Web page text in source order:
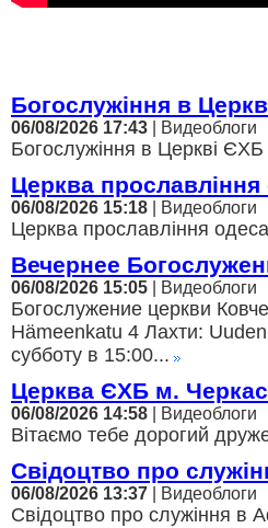
Богослужіння в
06/08/2026 17:43 | Видеоблоги
Богослужіння в Церкві
Церква
06/08/2026 15:18 | Видеоблоги
Церква прославління
Вечернее
06/08/2026 15:05 | Видеоблоги
Богослужение церкви
Hämeenkatu 4 Лахти:
субботу в 15:00...
Церква ЄХБ м.
06/08/2026 14:58 | Видеоблоги
Вітаємо тебе дорогий
Свідоцтво про
06/08/2026 13:37 | Видеоблоги
Свідоцтво про служіння в